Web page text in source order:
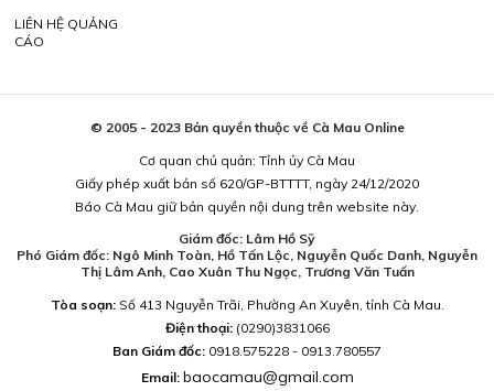
LIÊN HỆ QUẢNG
CÁO
© 2005 - 2023 Bản quyền thuộc về Cà Mau Online
Cơ quan chủ quản: Tỉnh ủy Cà Mau
Giấy phép xuất bản số 620/GP-BTTTT, ngày 24/12/2020
Báo Cà Mau giữ bản quyền nội dung trên website này.
Giám đốc: Lâm Hồ Sỹ
Phó Giám đốc: Ngô Minh Toàn, Hồ Tấn Lộc, Nguyễn Quốc Danh, Nguyễn
Thị Lâm Anh, Cao Xuân Thu Ngọc, Trương Văn Tuấn
Tòa soạn:Số 413 Nguyễn Trãi, Phường An Xuyên, tỉnh Cà Mau.
Điện thoại: (0290)3831066
Ban Giám đốc: 0918.575228 - 0913.780557
Email: baocamau@gmail.com